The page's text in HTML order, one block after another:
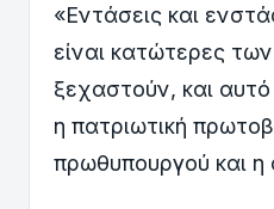
«Εντάσεις και
είναι κατώτερες
ξεχαστούν, και αυτό
η πατριωτική
πρωθυπουργού και